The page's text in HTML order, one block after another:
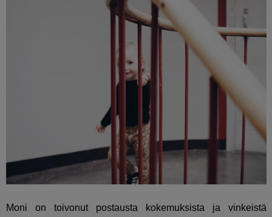
Moni on toivonut postausta kokemuksista ja vinkeistä